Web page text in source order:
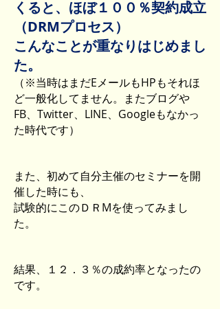
くると、ほぼ１００％契約成立
（DRMプロセス）
こんなことが重なりはじめまし
た。
（※当時はまだEメールもHPもそれほ
ど一般化してません。またブログや
FB、Twitter、LINE、Googleもなかっ
た時代です）
また、初めて自分主催のセミナーを開
催した時にも、
試験的にこのＤＲMを使ってみまし
た。
結果、１２．３％の成約率となったの
です。